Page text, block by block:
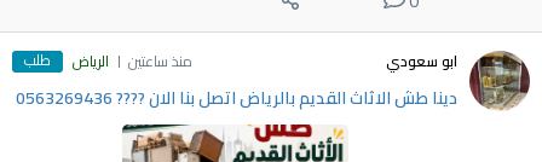
ابو سعودي منذ ساعتين الرياض طلب
دينا طش الاثاث القديم بالرياض اتصل بنا الان ???? 0563269436